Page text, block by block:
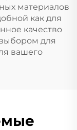
материалов
как для
качество
для
вашего